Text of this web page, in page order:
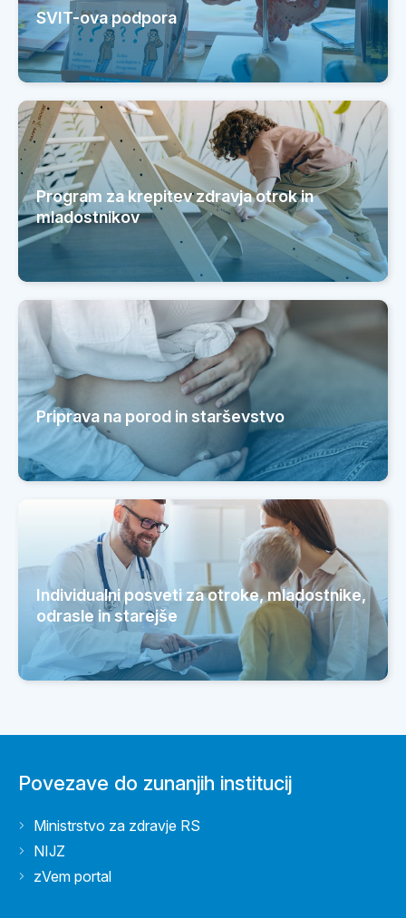
SVIT-ova podpora
Program za krepitev zdravja otrok in
mladostnikov
Priprava na porod in starševstvo
varna_vadba_v_nosečnosti_-
_letak_za_ginek.amb._4.pdfvarna_vadba_v_nosečnosti_-
_letak_za_ginek.amb._4.pdf
Individualni posveti za otroke, mladostnike,
odrasle in starejše
Povezave do zunanjih institucij
Ministrstvo za zdravje RS
NIJZ
zVem portal